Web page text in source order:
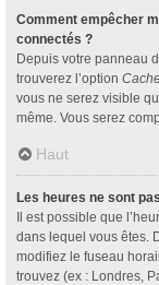
Comment empêcher
connectés ?
Depuis votre panneau
trouverez l’option
vous ne serez visible
même. Vous serez
Haut
Les heures ne sont
Il est possible que
dans lequel vous êtes.
modifiez le fuseau
trouvez (ex : Londres,